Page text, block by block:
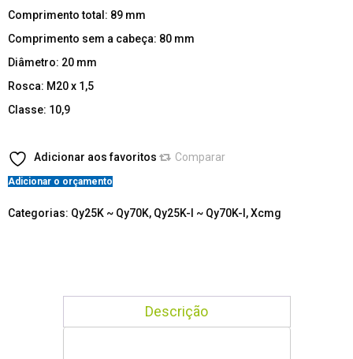
Comprimento total: 89 mm
Comprimento sem a cabeça: 80 mm
Diâmetro: 20 mm
Rosca: M20 x 1,5
Classe: 10,9
Adicionar aos favoritos Comparar
Adicionar o orçamento
Categorias: Qy25K ~ Qy70K, Qy25K-I ~ Qy70K-I ,Xcmg
Descrição